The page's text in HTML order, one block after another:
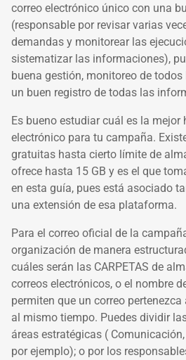
correo electrónico único con una
(responsable por revisar varias
demandas y monitorear las
sistematizar las informaciones),
buena gestión, monitoreo de
un buen registro de todas las
Es bueno estudiar cuál es la mejor
electrónico para tu campaña.
gratuitas hasta cierto límite de
ofrece hasta 15 GB y es el que
en esta guía, pues está asociado
una extensión de esa plataforma.
Para el correo oficial de la
organización de manera
cuáles serán las CARPETAS de
correos electrónicos, o el nombre
permiten que un correo
al mismo tiempo. Puedes dividir
áreas estratégicas (
por ejemplo); o por los